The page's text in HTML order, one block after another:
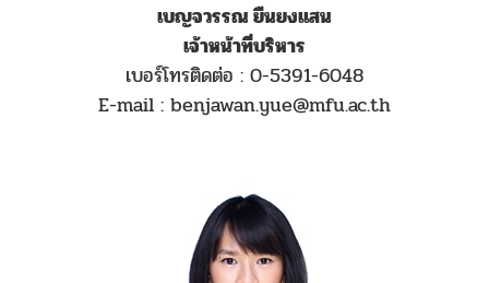
เบญจวรรณ ยืนยงแสน
เจ้าหน้าที่บริหาร
เบอร์โทรติดต่อ : 0-5391-6048
E-mail : benjawan.yue@mfu.ac.th